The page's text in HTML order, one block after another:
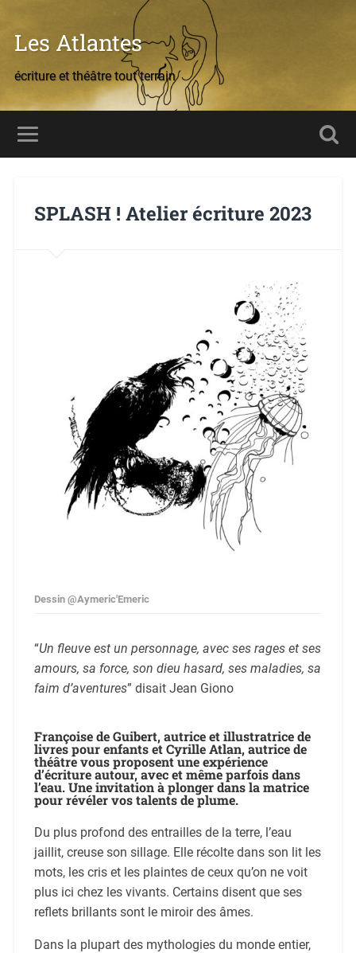
Les Atlantes
écriture et théâtre tout terrain
SPLASH ! Atelier écriture 2023
Dessin @Aymeric'Emeric
“Un fleuve est un personnage, avec ses rages et ses
amours, sa force, son dieu hasard, ses maladies, sa
faim d’aventures” disait Jean Giono
Françoise de Guibert, autrice et illustratrice de
livres pour enfants et Cyrille Atlan, autrice de
théâtre vous proposent une expérience
d’écriture autour, avec et même parfois dans
l’eau. Une invitation à plonger dans la matrice
pour révéler vos talents de plume.
Du plus profond des entrailles de la terre, l’eau
jaillit, creuse son sillage. Elle récolte dans son lit les
mots, les cris et les plaintes de ceux qu’on ne voit
plus ici chez les vivants. Certains disent que ses
reflets brillants sont le miroir des âmes.
Dans la plupart des mythologies du monde entier,